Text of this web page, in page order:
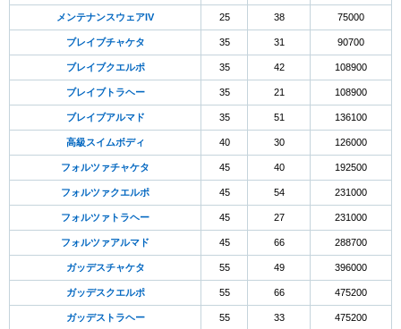
メンテナンスウェアIV 25 38 75000
ブレイブチャケタ 35 31 90700
ブレイブクエルポ 35 42 108900
ブレイブトラヘー 35 21 108900
ブレイブアルマド 35 51 136100
高級スイムボディ 40 30 126000
フォルツァチャケタ 45 40 192500
フォルツァクエルポ 45 54 231000
フォルツァトラヘー 45 27 231000
フォルツァアルマド 45 66 288700
ガッデスチャケタ 55 49 396000
ガッデスクエルポ 55 66 475200
ガッデストラヘー 55 33 475200